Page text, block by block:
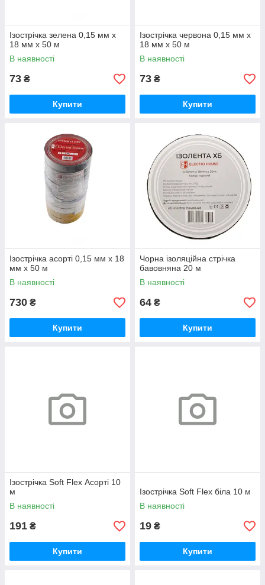
Ізострічка зелена 0,15 мм х
18 мм х 50 м
В наявності
73 ₴
Купити
Ізострічка червона 0,15 мм х
18 мм х 50 м
В наявності
73 ₴
Купити
Ізострічка асорті 0,15 мм х 18
мм х 50 м
В наявності
730 ₴
Купити
Чорна ізоляційна стрічка
бавовняна 20 м
В наявності
64 ₴
Купити
Ізострічка Soft Flex Асорті 10
м
В наявності
191 ₴
Купити
Ізострічка Soft Flex біла 10 м
В наявності
19 ₴
Купити